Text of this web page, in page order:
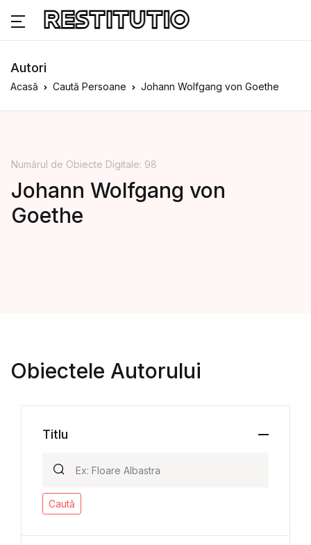
Autori
Acasă Caută Persoane Johann Wolfgang von Goethe
Numărul de Obiecte Digitale: 98
Johann Wolfgang von
Goethe
Obiectele Autorului
Titlu
Caută